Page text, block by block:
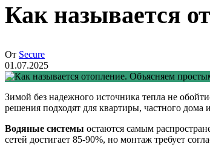
Как называется
От Secure
01.07.2025
Зимой без надежного источника тепла не
решения подходят для квартиры, частного
Водяные системы остаются самым
сетей достигает 85-90%, но монтаж требует